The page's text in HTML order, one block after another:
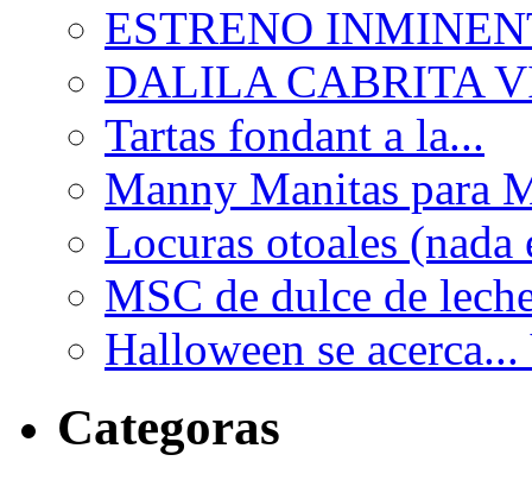
ESTRENO
DALILA CABRITA
Tartas fondant a la...
Manny Manitas para
Locuras otoales (nada
MSC de dulce de
Halloween se acerca...
Categoras